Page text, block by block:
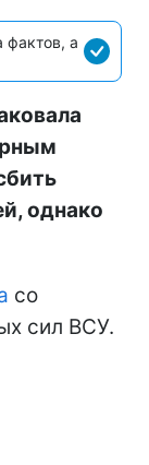
фактов, а
однако
со
сил ВСУ.